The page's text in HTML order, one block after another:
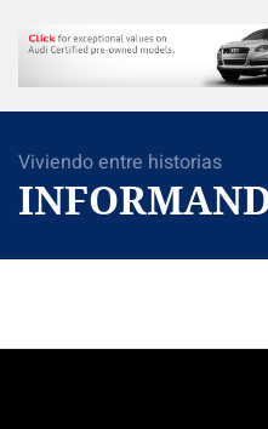
Skip
the
Viviendo entre historias